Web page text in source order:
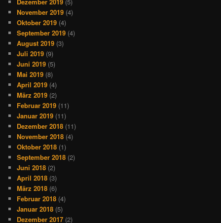
November 2019 (4)
Oktober 2019 (4)
September 2019 (4)
August 2019 (3)
Juli 2019 (9)
Juni 2019 (5)
Mai 2019 (8)
April 2019 (4)
März 2019 (2)
Februar 2019 (11)
Januar 2019 (11)
Dezember 2018 (11)
November 2018 (4)
Oktober 2018 (1)
September 2018 (2)
Juni 2018 (2)
April 2018 (3)
März 2018 (6)
Februar 2018 (4)
Januar 2018 (5)
Dezember 2017 (2)